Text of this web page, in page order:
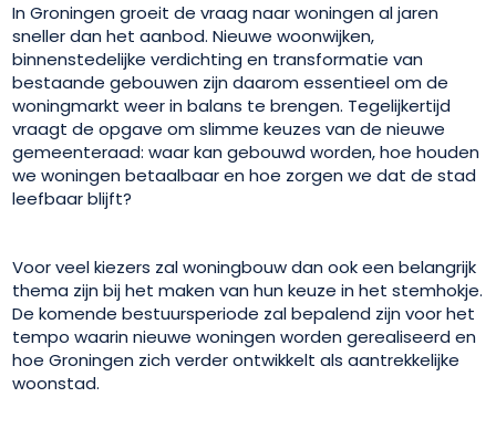
In Groningen groeit de vraag naar woningen al jaren
sneller dan het aanbod. Nieuwe woonwijken,
binnenstedelijke verdichting en transformatie van
bestaande gebouwen zijn daarom essentieel om de
woningmarkt weer in balans te brengen. Tegelijkertijd
vraagt de opgave om slimme keuzes van de nieuwe
gemeenteraad: waar kan gebouwd worden, hoe houden
we woningen betaalbaar en hoe zorgen we dat de stad
leefbaar blijft?
Voor veel kiezers zal woningbouw dan ook een belangrijk
thema zijn bij het maken van hun keuze in het stemhokje.
De komende bestuursperiode zal bepalend zijn voor het
tempo waarin nieuwe woningen worden gerealiseerd en
hoe Groningen zich verder ontwikkelt als aantrekkelijke
woonstad.